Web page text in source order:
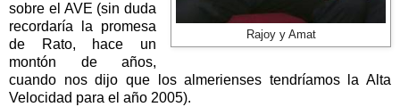
Rajoy y Amat
sobre el AVE (sin duda
recordaría la promesa
de Rato, hace un
montón de años,
cuando nos dijo que los almerienses tendríamos
la Alta
Velocidad para el año 2005).